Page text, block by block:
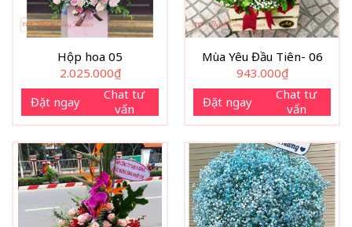
Hộp hoa 05
2.025.000₫
Đặt ngay
Chat tư
vấn
Mùa Yêu Đầu Tiên- 06
943.000₫
Đặt ngay
Chat tư
vấn